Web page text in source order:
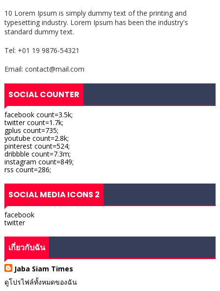
10 Lorem Ipsum is simply dummy text of the printing and
typesetting industry. Lorem Ipsum has been the industry's
standard dummy text.
Tel: +01 19 9876-54321
Email: contact@mail.com
SOCIAL COUNTER
facebook count=3.5k;
twitter count=1.7k;
gplus count=735;
youtube count=2.8k;
pinterest count=524;
dribbble count=7.3m;
instagram count=849;
rss count=286;
SOCIAL MEDIA ICONS 2
facebook
twitter
เกี่ยวกับฉัน
Jaba Siam Times
ดูโปรไฟล์ทั้งหมดของฉัน